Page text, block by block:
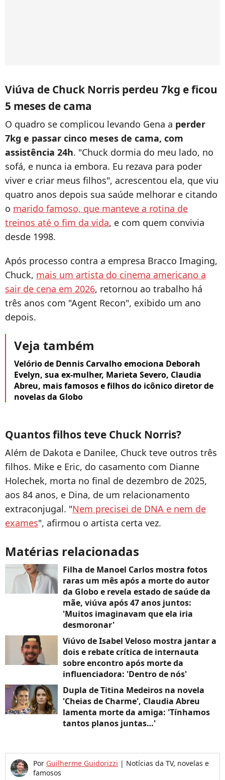
Viúva de Chuck Norris perdeu 7kg e ficou
5 meses de cama
O quadro se complicou levando Gena a perder
7kg e passar cinco meses de cama, com
assistência 24h. "Chuck dormia do meu lado, no
sofá, e nunca ia embora. Eu rezava para poder
viver e criar meus filhos", acrescentou ela, que viu
quatro anos depois sua saúde melhorar e citando
o marido famoso, que manteve a rotina de
treinos até o fim da vida, e com quem convivia
desde 1998.
Após processo contra a empresa Bracco Imaging,
Chuck, mais um artista do cinema americano a
sair de cena em 2026, retornou ao trabalho há
três anos com "Agent Recon", exibido um ano
depois.
Veja também
Velório de Dennis Carvalho emociona Deborah
Evelyn, sua ex-mulher, Marieta Severo, Claudia
Abreu, mais famosos e filhos do icônico diretor de
novelas da Globo
Quantos filhos teve Chuck Norris?
Além de Dakota e Danilee, Chuck teve outros três
filhos. Mike e Eric, do casamento com Dianne
Holechek, morta no final de dezembro de 2025,
aos 84 anos, e Dina, de um relacionamento
extraconjugal. "Nem precisei de DNA e nem de
exames", afirmou o artista certa vez.
Matérias relacionadas
Filha de Manoel Carlos mostra fotos
raras um mês após a morte do autor
da Globo e revela estado de saúde da
mãe, viúva após 47 anos juntos:
'Muitos imaginavam que ela iria
desmoronar'
Viúvo de Isabel Veloso mostra jantar a
dois e rebate crítica de internauta
sobre encontro após morte da
influenciadora: 'Dentro de nós'
Dupla de Titina Medeiros na novela
'Cheias de Charme', Claudia Abreu
lamenta morte da amiga: 'Tínhamos
tantos planos juntas…'
Por Guilherme Guidorizzi | Notícias da TV, novelas e
famosos